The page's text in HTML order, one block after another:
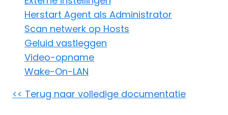
Herstart Agent als Administrator
Scan netwerk op Hosts
Geluid vastleggen
Video-opname
Wake-On-LAN
<< Terug naar volledige documentatie